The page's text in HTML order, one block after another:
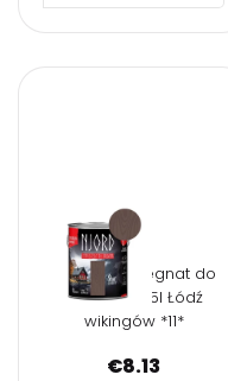
NJORD Impregnat do
drewna 0,75l Łódź
wikingów *11*
€8.13